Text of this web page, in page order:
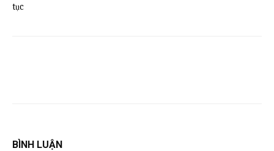
tục
BÌNH LUẬN